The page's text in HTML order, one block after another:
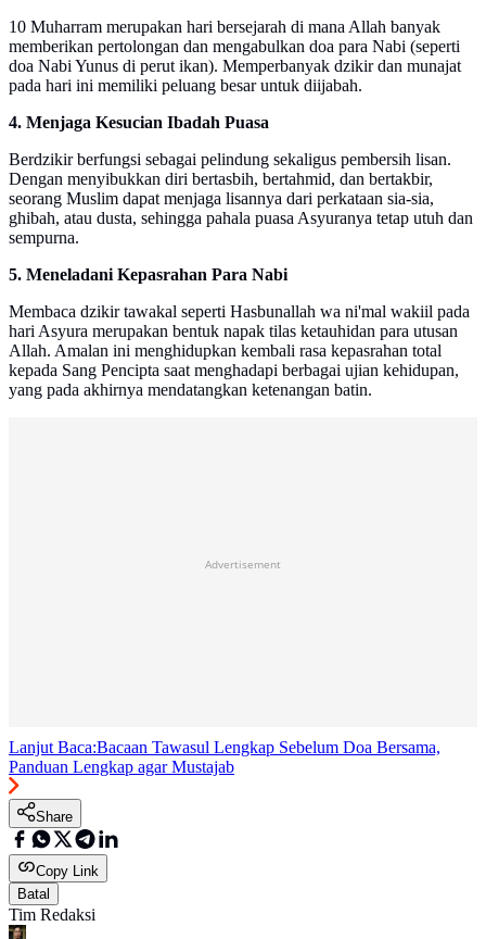
10 Muharram merupakan hari bersejarah di mana Allah banyak
memberikan pertolongan dan mengabulkan doa para Nabi (seperti
doa Nabi Yunus di perut ikan). Memperbanyak dzikir dan munajat
pada hari ini memiliki peluang besar untuk diijabah.
4. Menjaga Kesucian Ibadah Puasa
Berdzikir berfungsi sebagai pelindung sekaligus pembersih lisan.
Dengan menyibukkan diri bertasbih, bertahmid, dan bertakbir,
seorang Muslim dapat menjaga lisannya dari perkataan sia-sia,
ghibah, atau dusta, sehingga pahala puasa Asyuranya tetap utuh dan
sempurna.
5. Meneladani Kepasrahan Para Nabi
Membaca dzikir tawakal seperti Hasbunallah wa ni'mal wakiil pada
hari Asyura merupakan bentuk napak tilas ketauhidan para utusan
Allah. Amalan ini menghidupkan kembali rasa kepasrahan total
kepada Sang Pencipta saat menghadapi berbagai ujian kehidupan,
yang pada akhirnya mendatangkan ketenangan batin.
Advertisement
Lanjut Baca:Bacaan Tawasul Lengkap Sebelum Doa Bersama,
Panduan Lengkap agar Mustajab
Share
Copy Link
Batal
Tim Redaksi